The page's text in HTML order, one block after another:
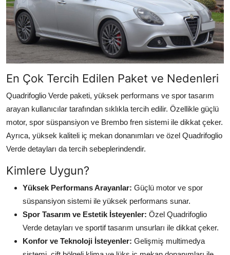
En Çok Tercih Edilen Paket ve Nedenleri
Quadrifoglio Verde paketi, yüksek performans ve spor tasarım
arayan kullanıcılar tarafından sıklıkla tercih edilir. Özellikle güçlü
motor, spor süspansiyon ve Brembo fren sistemi ile dikkat çeker.
Ayrıca, yüksek kaliteli iç mekan donanımları ve özel Quadrifoglio
Verde detayları da tercih sebeplerindendir.
Kimlere Uygun?
Yüksek Performans Arayanlar: Güçlü motor ve spor
süspansiyon sistemi ile yüksek performans sunar.
Spor Tasarım ve Estetik İsteyenler: Özel Quadrifoglio
Verde detayları ve sportif tasarım unsurları ile dikkat çeker.
Konfor ve Teknoloji İsteyenler: Gelişmiş multimedya